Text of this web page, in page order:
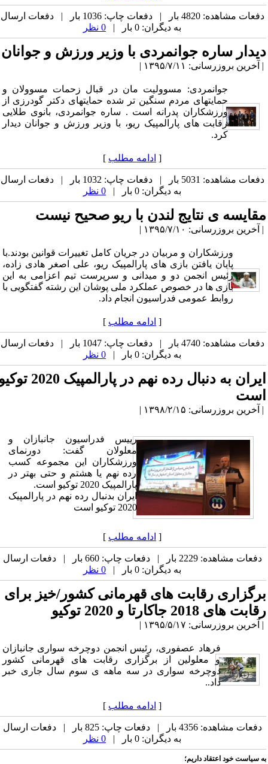
دفعات مشاهده: 4820 بار | دفعات چاپ: 1036 بار | دفعات ارسال
به دیگران: 0 بار |
0 نظر
دیدار ساره جوانمردی با وزیر ورزش و جوانان
| آخرین بروزرسانی: ۱۳۹۵/۷/۱۱ |
جوانمردی: مسوولیت مان در قبال زحمات مسوولان و
حمایتهای مردم سنگین تر شده حمایتهای دکتر گودرزی از
ورزشکاران پدرانه است . ساره جوانمردی، بانوی طلایی
رقابت های پارالمپیک ریو، با وزیر ورزش و جوانان دیدار
کرد.
[ ادامه مطلب ]
دفعات مشاهده: 5031 بار | دفعات چاپ: 1032 بار | دفعات ارسال
به دیگران: 0 بار |
0 نظر
مقایسه ی نتایج لندن با ریو صحیح نیست
| آخرین بروزرسانی: ۱۳۹۵/۷/۱۰ |
ورزشکاران و مربیان در جریان کامل تغییرات قوانین بودند.با
پایان یافتن بازی های پارالمپیک ریو، علی اصغر هادی زاده،
رئیس انجمن دو و میدانی و سرپرست تیم اعزامی به این
بازی ها در خصوص عملکرد ملی پوشان این رشته گفتگویی با
روابط عمومی فدراسیون انجام داد.
[ ادامه مطلب ]
دفعات مشاهده: 4740 بار | دفعات چاپ: 1047 بار | دفعات ارسال
به دیگران: 0 بار |
0 نظر
​ایران به دنبال رده نهم در پارالمپیک
است
| آخرین بروزرسانی: ۱۳۹۸/۲/۱۵ |
رییس فدراسیون جانبازان و
معلولان گفت: دورنمای
ورزشکاران این مجموعه کسب
رده نهم یا هشتم و حتی بهتر در
پارالمپیک 2020 توکیو است.
ایران بدنبال رده نهم در پارالمپیک
2020 توکیو است
[ ادامه مطلب ]
دفعات مشاهده: 2229 بار | دفعات چاپ: 660 بار | دفعات ارسال
به دیگران: 0 بار |
0 نظر
برگزاری رقابت های قهرمانی کشور/خیز برای
رقابت های 2018 جاکارتا و 2020 توکیو
| آخرین بروزرسانی: ۱۳۹۵/۵/۱۷ |
فرهاد عصفوری، رئیس انجمن دوچرخه سواری جانبازان
و معلولین از برگزاری رقابت های قهرمانی کشور
دوچرخه سواری در سه ماهه ی سوم سال جاری خبر
داد..
[ ادامه مطلب ]
دفعات مشاهده: 4356 بار | دفعات چاپ: 825 بار | دفعات ارسال
به دیگران: 0 بار |
0 نظر
به سیاست خود اعتقاد داریم؛